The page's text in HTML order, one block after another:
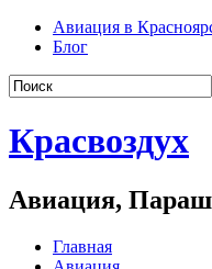
Авиация в
Блог
Красвоздух
Авиация,
Главная